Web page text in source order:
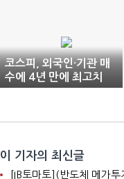
코스피, 외국인·기관 매
수에 4년 만에 최고치
이 기자의 최신글